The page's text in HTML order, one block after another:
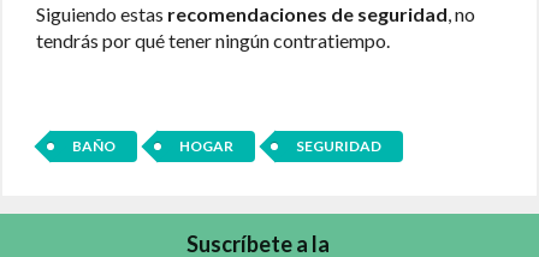
Siguiendo estas recomendaciones de seguridad , no
tendrás por qué tener ningún contratiempo.
BAÑO HOGAR SEGURIDAD
Suscríbete a la